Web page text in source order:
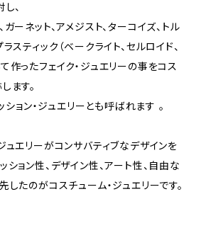
、
ーネット、アメジスト、ターコイズ、トル
スティック（ベークライト、セルロイド、
作ったフェイク・ジュエリーの事をコス
ます。
ン・ジュエリーとも呼ばれます 。
ュエリーがコンサバティブなデザインを
ション性、デザイン性、アート性、自由な
したのがコスチューム・ジュエリーです。